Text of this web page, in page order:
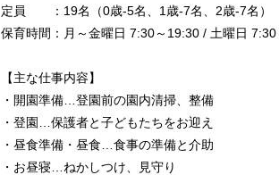
定員 ：19名（0歳-5名、1歳-7名、2歳-7名）
保育時間：月～金曜日 7:30～19:30 / 土曜日
【主な仕事内容】
・開園準備…登園前の園内清掃、整備
・登園…保護者と子どもたちをお迎え
・昼食準備・昼食…食事の準備と介助
・お昼寝…ねかしつけ、見守り